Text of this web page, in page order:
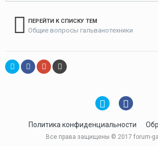
ПЕРЕЙТИ К СПИСКУ ТЕМ
Общие вопросы гальванотехники
Политика конфиденциальности
Все права защищены © 2017 forum-